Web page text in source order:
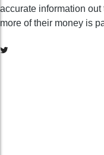
accurate information
more of their money is